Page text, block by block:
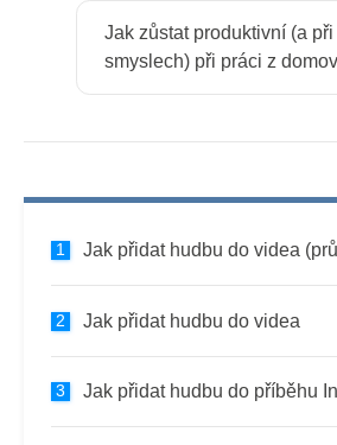
Jak zůstat produktivní (a při
smyslech) při práci z
Jak přidat hudbu do videa
Jak přidat hudbu do příběhu